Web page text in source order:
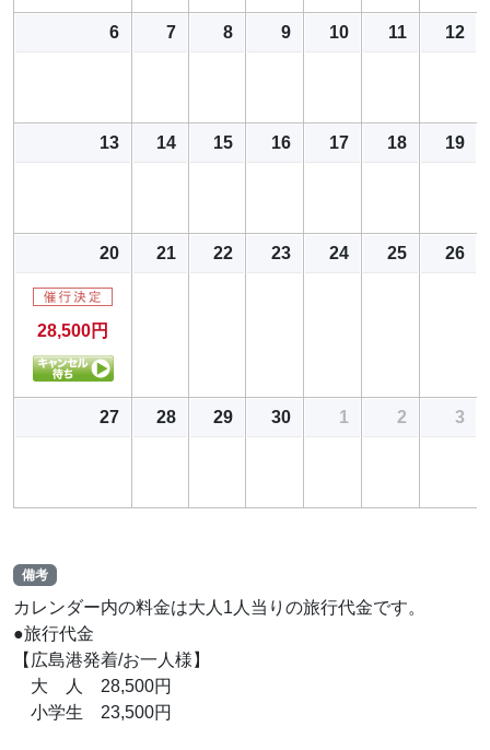
6 7 8 9 10 11 12
13 14 15 16 17 18 19
20
28,500円
21 22 23 24 25 26
27 28 29 30 1 2 3
備考
カレンダー内の料金は大人1人当りの旅行代金です。
●旅行代金
【広島港発着/お一人様】
大 人 28,500円
小学生 23,500円